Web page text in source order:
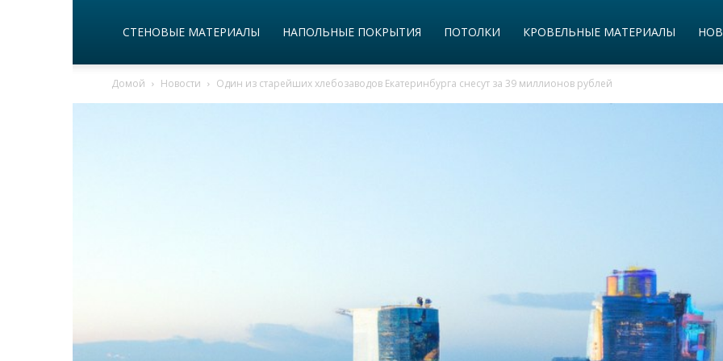
СТЕНОВЫЕ МАТЕРИАЛЫ НАПОЛЬНЫЕ ПОКРЫТИЯ ПОТОЛКИ КРОВЕЛЬНЫЕ МАТЕРИАЛЫ
Домой Новости Один из старейших хлебозаводов Екатеринбурга снесут за 39 миллионов рублей